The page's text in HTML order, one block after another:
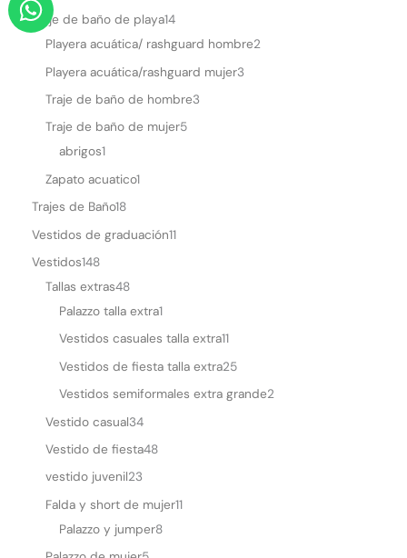
h
p
Traje de baño de playa14
Playera acuática/ rashguard hombre2
Playera acuática/rashguard mujer3
Traje de baño de hombre3
Traje de baño de mujer5
abrigos1
Zapato acuatico1
Trajes de Baño18
Vestidos de graduación11
Vestidos148
Tallas extras48
Palazzo talla extra1
Vestidos casuales talla extra11
Vestidos de fiesta talla extra25
Vestidos semiformales extra grande2
Vestido casual34
Vestido de fiesta48
vestido juvenil23
Falda y short de mujer11
Palazzo y jumper8